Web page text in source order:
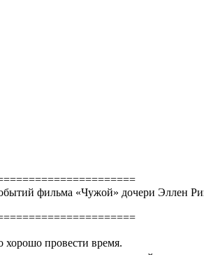
фильма «Чужой» дочери Эллен
хорошо провести время.